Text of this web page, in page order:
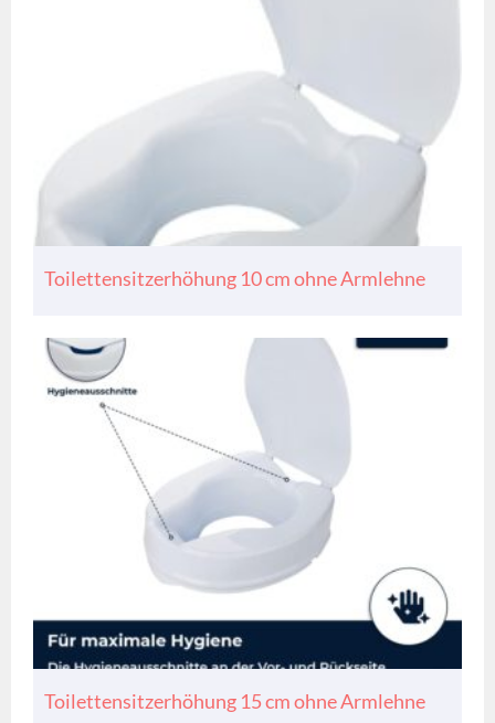
Toilettensitzerhöhung 10 cm ohne Armlehne
Toilettensitzerhöhung 15 cm ohne Armlehne